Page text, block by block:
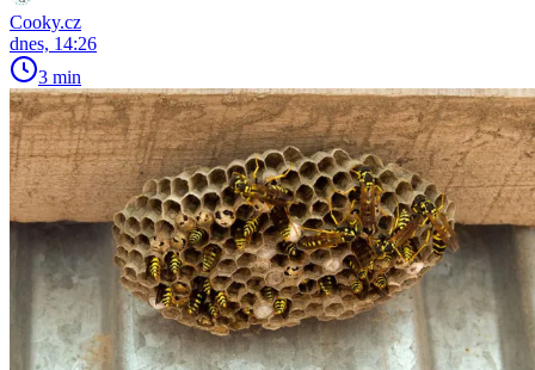
Cooky.cz
dnes, 14:26
3 min